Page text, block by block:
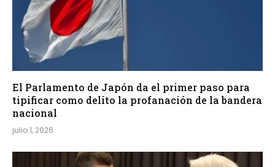
El Parlamento de Japón da el primer paso para
tipificar como delito la profanación de la bandera
nacional
julio 1, 2026